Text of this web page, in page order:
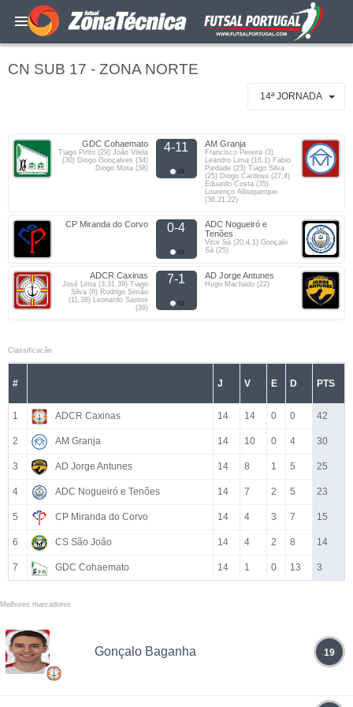
CN SUB 17 - ZONA NORTE
14ª JORNADA
GDC Cohaemato
Tiago Pinto (29) João Vilela
(30) Diogo Gonçalves (34)
Diogo Mota (38)
4-11 AM Granja
Francisco Pereira (3)
Leandro Lima (16,1) Fabio
Piedade (23) Tiago Silva
(25) Diogo Cardoso (27,4)
Eduardo Costa (35)
Lourenço Albuquerque
(36,21,22)
CP Miranda do Corvo 0-4
ADC Nogueiró e
Tenões
Vitor Sá (20,4,1) Gonçalo
Sá (25)
ADCR Caxinas
José Lima (3,31,39) Tiago
Silva (6) Rodrigo Simão
(11,38) Leonardo Santos
(39)
7-1 AD Jorge Antunes
Hugo Machado (22)
Classificacão
# J V E D PTS
1 ADCR Caxinas 14 14 0 0 42
2 AM Granja 14 10 0 4 30
3 AD Jorge Antunes 14 8 1 5 25
4 ADC Nogueiró e Tenões 14 7 2 5 23
5 CP Miranda do Corvo 14 4 3 7 15
6 CS São João 14 4 2 8 14
7 GDC Cohaemato 14 1 0 13 3
Melhores marcadores
Gonçalo Baganha 19